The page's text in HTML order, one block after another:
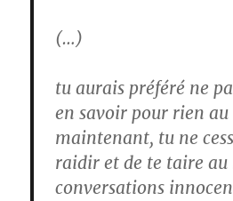
(…)
tu aurais préféré ne
en savoir pour rien au
maintenant, tu ne
raidir et de te taire au
conversations